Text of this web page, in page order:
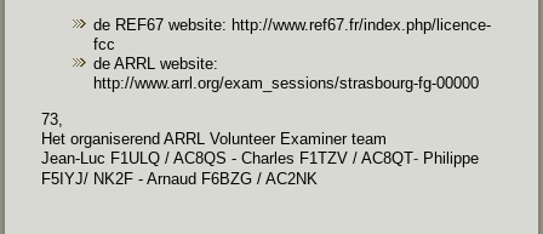
de REF67 website: http://www.ref67.fr/index.php/licence-
fcc
de ARRL website:
http://www.arrl.org/exam_sessions/strasbourg-fg-00000
73,
Het organiserend ARRL Volunteer Examiner team
Jean-Luc F1ULQ / AC8QS - Charles F1TZV / AC8QT- Philippe
F5IYJ/ NK2F - Arnaud F6BZG / AC2NK